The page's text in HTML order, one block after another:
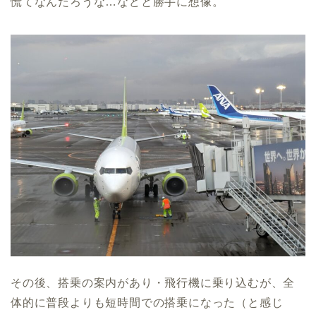
その後、搭乗の案内があり・飛行機に乗り込むが、全
体的に普段よりも短時間での搭乗になった（と感じ